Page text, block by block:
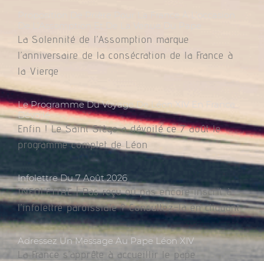
La Solennité de l’Assomption marque
l’anniversaire de la consécration de la France à
la Vierge
Le Programme Du Voyage De Léon XIV En France
Dévoilé
Enfin ! Le Saint Siège a dévoilé ce 7 août le
programme complet de Léon
Infolettre Du 7 Août 2026
INFOLETTRE | Pas reçu ou pas encore inscrit à
l’infolettre paroissiale ? Consultez-la en cliquant
Adressez Un Message Au Pape Léon XIV
La France s’apprête à accueillir le pape